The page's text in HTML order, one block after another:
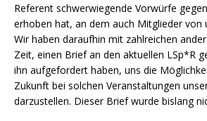
Referent schwerwiegende Vorwürfe
erhoben hat, an dem auch Mitglieder von
Wir haben daraufhin mit zahlreichen
Zeit, einen Brief an den aktuellen LSp*R
ihn aufgefordert haben, uns die
Zukunft bei solchen Veranstaltungen
darzustellen. Dieser Brief wurde bislang